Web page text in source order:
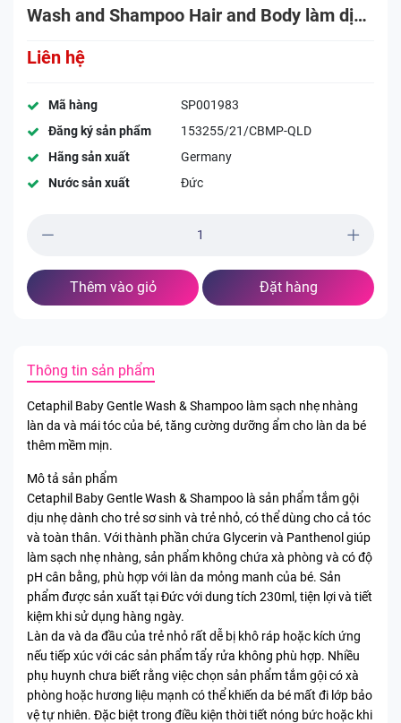
Wash and Shampoo Hair and Body làm dịu
Liên hệ
Mã hàng
SP001983
Đăng ký sản phẩm
153255/21/CBMP-QLD
Hãng sản xuất
Germany
Nước sản xuất
Đức
Thêm vào giỏ Đặt hàng
Thông tin sản phẩm
Cetaphil Baby Gentle Wash & Shampoo làm sạch nhẹ nhàng
làn da và mái tóc của bé, tăng cường dưỡng ẩm cho làn da bé
thêm mềm mịn.
Mô tả sản phẩm
Cetaphil Baby Gentle Wash & Shampoo là sản phẩm tắm gội
dịu nhẹ dành cho trẻ sơ sinh và trẻ nhỏ, có thể dùng cho cả tóc
và toàn thân. Với thành phần chứa Glycerin và Panthenol giúp
làm sạch nhẹ nhàng, sản phẩm không chứa xà phòng và có độ
pH cân bằng, phù hợp với làn da mỏng manh của bé. Sản
phẩm được sản xuất tại Đức với dung tích 230ml, tiện lợi và tiết
kiệm khi sử dụng hàng ngày.
Làn da và da đầu của trẻ nhỏ rất dễ bị khô ráp hoặc kích ứng
nếu tiếp xúc với các sản phẩm tẩy rửa không phù hợp. Nhiều
phụ huynh chưa biết rằng việc chọn sản phẩm tắm gội có xà
phòng hoặc hương liệu mạnh có thể khiến da bé mất đi lớp bảo
vệ tự nhiên. Đặc biệt trong điều kiện thời tiết nóng bức hoặc khi